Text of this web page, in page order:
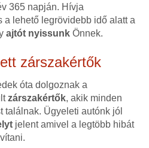
365 napján. Hívja
a lehető legrövidebb idő alatt a
ajtót nyissunkÖnnek.
zárszakértők
óta dolgoznak a
zárszakértők, akik minden
találnak. Ügyeleti autónk jól
jelent amivel a legtöbb hibát